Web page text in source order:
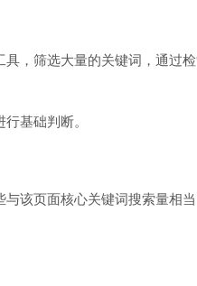
，筛选大量的关键词，通过
基础判断。
该页面核心关键词搜索量相